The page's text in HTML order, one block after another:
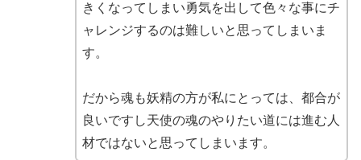
きくなってしまい勇気を出して色々な事にチ
ャレンジするのは難しいと思ってしまいま
す。
だから魂も妖精の方が私にとっては、都合が
良いですし天使の魂のやりたい道には進む人
材ではないと思ってしまいます。